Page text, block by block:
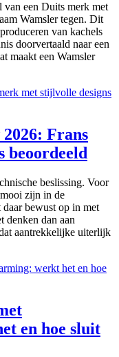
van een Duits merk met
Wamsler tegen. Dit
van kachels
doorvertaald naar een
maakt een Wamsler
Frans
beoordeeld
beslissing. Voor
zijn in de
bewust op in met
denken dan aan
aantrekkelijke uiterlijk
en hoe sluit